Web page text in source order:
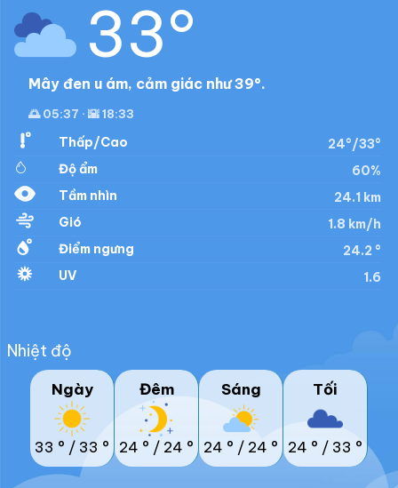
33°
Mây đen u ám, cảm giác như 39°.
🌅 05:37 · 🌇 18:33
Thấp/Cao
24°/33°
Độ ẩm
60%
Tầm nhìn
24.1 km
Gió
1.8 km/h
Điểm ngưng
24.2 °
UV
1.6
Nhiệt độ
Ngày
33 ° / 33 °
Đêm
24 ° / 24 °
Sáng
24 ° / 24 °
Tối
24 ° / 33 °